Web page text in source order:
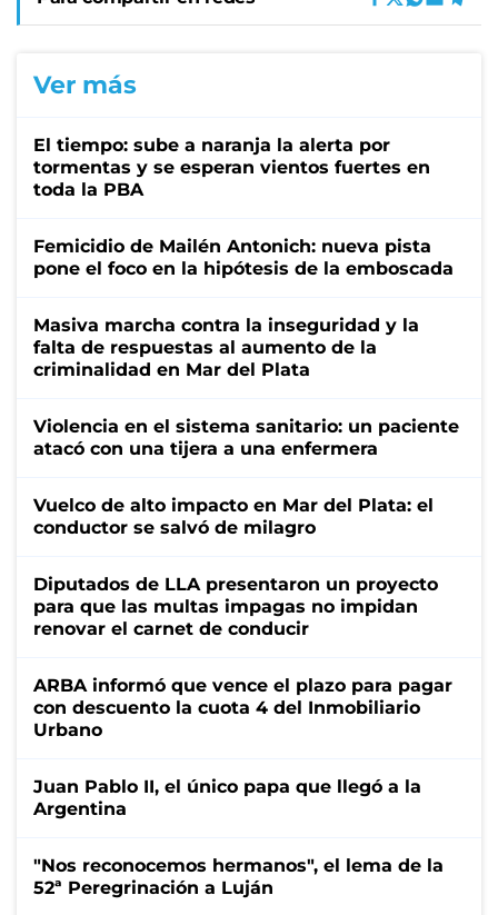
Ver más
El tiempo: sube a naranja la alerta por
tormentas y se esperan vientos fuertes en
toda la PBA
Femicidio de Mailén Antonich: nueva pista
pone el foco en la hipótesis de la emboscada
Masiva marcha contra la inseguridad y la
falta de respuestas al aumento de la
criminalidad en Mar del Plata
Violencia en el sistema sanitario: un paciente
atacó con una tijera a una enfermera
Vuelco de alto impacto en Mar del Plata: el
conductor se salvó de milagro
Diputados de LLA presentaron un proyecto
para que las multas impagas no impidan
renovar el carnet de conducir
ARBA informó que vence el plazo para pagar
con descuento la cuota 4 del Inmobiliario
Urbano
Juan Pablo II, el único papa que llegó a la
Argentina
"Nos reconocemos hermanos", el lema de la
52ª Peregrinación a Luján